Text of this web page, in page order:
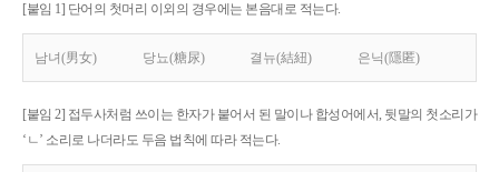
[붙임 1] 단어의 첫머리 이외의 경우에는 본음대로 적는다.
남녀(男女) 당뇨(糖尿) 결뉴(結紐) 은닉(隱匿)
[붙임 2] 접두사처럼 쓰이는 한자가 붙어서 된 말이나 합성어에서, 뒷말의 첫소리가
‘ㄴ’ 소리로 나더라도 두음 법칙에 따라 적는다.